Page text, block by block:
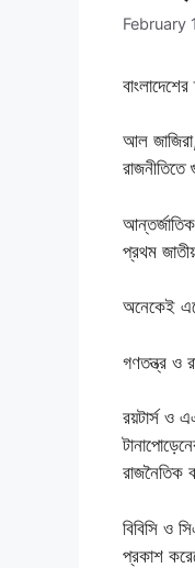
February
আল
প্রথম
অনেকেই
গণতন্ত্র ও
রয়টার্স ও
রাজনৈতিক
বিবিসি ও
প্রকাশ